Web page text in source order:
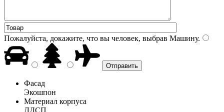
Пожалуйста, докажите, что вы человек, выбрав Машину.
Фасад
Экошпон
Материал корпуса
ЛДСП